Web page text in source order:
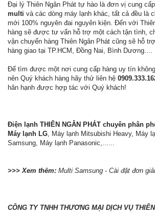
Đại lý Thiên Ngân Phát tự hào là đơn vị cung
multi và các dòng máy lạnh khác, tất cả đều là
mới 100% nguyên đai nguyên kiện. Đến với
hàng sẽ được tư vấn hỗ trợ một cách tận tình,
vận chuyển hàng Thiên Ngân Phát cũng sẽ hỗ
hàng giao tại TP.HCM, Đồng Nai, Bình Dương....
Để tìm được một nơi cung cấp hàng uy tín
nên Quý khách hàng hãy thử liên hệ
hân hạnh được hợp tác với Quý khách!
Điện lạnh THIÊN NGÂN PHÁT chuyên phân
Máy lạnh LG, Máy lạnh Mitsubishi Heavy, Máy
Samsung, Máy lạnh Panasonic,......
>>> Xem thêm: Multi Samsung - Cài đặt đơn
CÔNG TY TNHH THƯƠNG MẠI DỊCH VỤ